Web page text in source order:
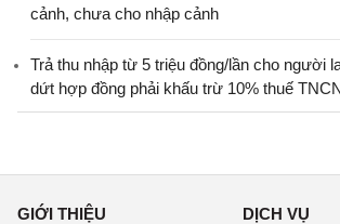
cảnh, chưa cho nhập cảnh
Trả thu nhập từ 5 triệu đồng/lần cho người
dứt hợp đồng phải khấu trừ 10% thuế
GIỚI THIỆU DỊCH VỤ